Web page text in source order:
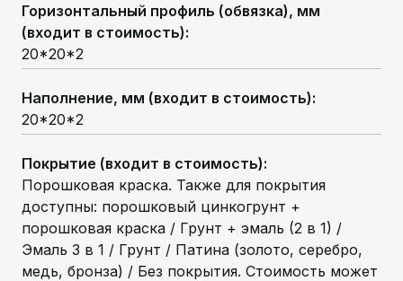
Горизонтальный профиль (обвязка), мм
(входит в стоимость):
20*20*2
Наполнение, мм (входит в стоимость):
20*20*2
Покрытие (входит в стоимость):
Порошковая краска. Также для покрытия
доступны: порошковый цинкогрунт +
порошковая краска / Грунт + эмаль (2 в 1) /
Эмаль 3 в 1 / Грунт / Патина (золото, серебро,
медь, бронза) / Без покрытия. Стоимость может